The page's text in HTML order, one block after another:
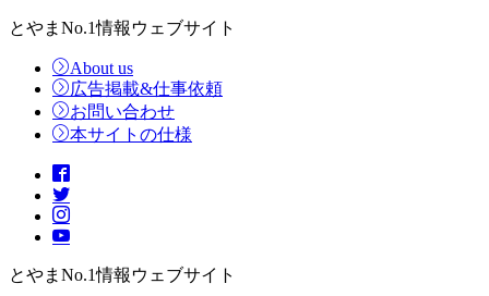
とやまNo.1情報ウェブサイト
About us
広告掲載&仕事依頼
お問い合わせ
本サイトの仕様
とやまNo.1情報ウェブサイト